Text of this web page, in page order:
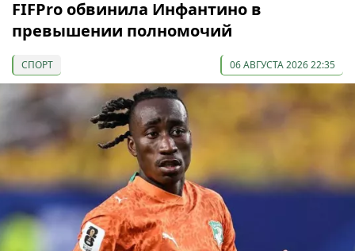
FIFPro обвинила Инфантино в
превышении полномочий
СПОРТ 06 АВГУСТА 2026 22:35